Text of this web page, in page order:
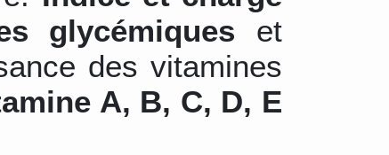
glycémiques et
des vitamines
A, B, C, D, E